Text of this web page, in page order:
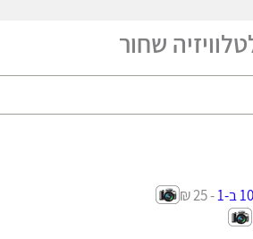
שחור
- 25 ₪